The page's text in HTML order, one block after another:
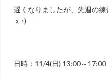
遅くなりましたが、先週の練
ｘ･)ゝ
日時：11/4(日) 13:00～17:00